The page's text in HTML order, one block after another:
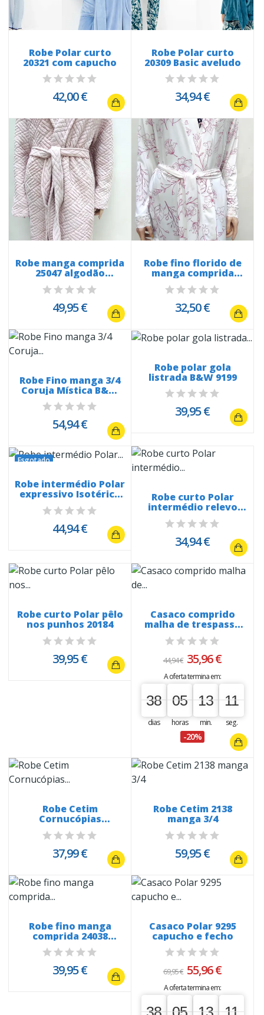
Robe Polar curto
20321 com capucho
42,00 €
Robe Polar curto
20309 Basic aveludo
34,94 €
Robe manga comprida
25047 algodão
encorpado...
49,95 €
Robe fino florido de
manga comprida
rendada 25430
32,50 €
Robe Fino manga 3/4
Coruja Mística B&W
20182
54,94 €
Robe polar gola
listrada B&W 9199
39,95 €
Esgotado
Robe intermédio Polar
expressivo Isotérico
20195
44,94 €
Robe curto Polar
intermédio relevo
Tigrado 20214
34,94 €
Robe curto Polar pêlo
nos punhos 20184
39,95 €
Casaco comprido
malha de trespasse
20179
44,94 € 35,96 €
A oferta termina em:
38
38
00
dias
05
05
00
horas
13
13
00
min.
10
11
seg.
-20%
Robe Cetim
Cornucópias
Obscuras 20190
37,99 €
Robe Cetim 2138
manga 3/4
59,95 €
Robe fino manga
comprida 24038
rebordo rendado
39,95 €
Casaco Polar 9295
capucho e fecho
69,95 € 55,96 €
A oferta termina em:
38 05 13 10